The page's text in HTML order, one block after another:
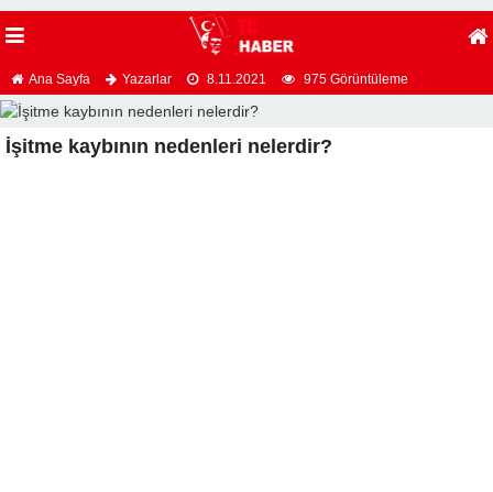
Ana Sayfa Yazarlar 8.11.2021 975 Görüntüleme
İşitme kaybının nedenleri nelerdir?